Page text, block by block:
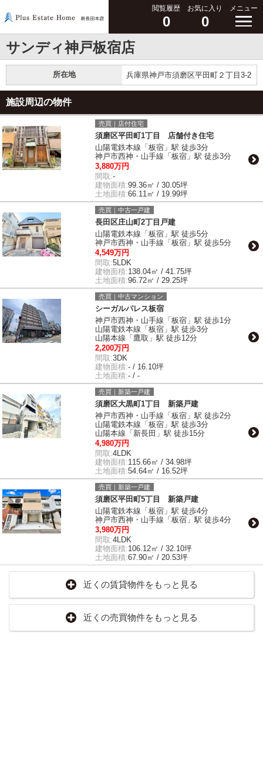
閲覧履歴
0
お気に入り
0
メニュー
サンディ神戸板宿店
所在地 兵庫県神戸市須磨区平田町２丁目3-2
施設周辺の物件
売買｜店付住宅
須磨区平田町1丁目 店舗付き住宅
山陽電鉄本線「板宿」駅 徒歩3分
神戸市西神・山手線「板宿」駅 徒歩3分
3,880万円
間取:-
建物面積:99.36㎡ / 30.05坪
土地面積:66.11㎡ / 19.99坪
売買｜中古一戸建
長田区庄山町2丁目戸建
山陽電鉄本線「板宿」駅 徒歩5分
神戸市西神・山手線「板宿」駅 徒歩5分
4,549万円
間取:5LDK
建物面積:138.04㎡ / 41.75坪
土地面積:96.72㎡ / 29.25坪
売買｜中古マンション
シーガルパレス板宿
神戸市西神・山手線「板宿」駅 徒歩1分
山陽電鉄本線「板宿」駅 徒歩3分
山陽本線「鷹取」駅 徒歩12分
2,200万円
間取:3DK
建物面積:- / 16.10坪
土地面積:- / -
売買｜新築一戸建
須磨区大黒町1丁目 新築戸建
神戸市西神・山手線「板宿」駅 徒歩2分
山陽電鉄本線「板宿」駅 徒歩3分
山陽本線「新長田」駅 徒歩15分
4,980万円
間取:4LDK
建物面積:115.66㎡ / 34.98坪
土地面積:54.64㎡ / 16.52坪
売買｜新築一戸建
須磨区平田町5丁目 新築戸建
山陽電鉄本線「板宿」駅 徒歩4分
神戸市西神・山手線「板宿」駅 徒歩4分
3,980万円
間取:4LDK
建物面積:106.12㎡ / 32.10坪
土地面積:67.90㎡ / 20.53坪
近くの賃貸物件をもっと見る
近くの売買物件をもっと見る